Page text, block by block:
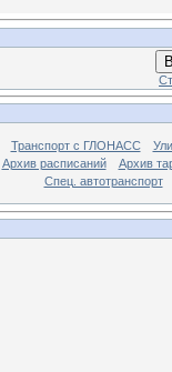
Транспорт с ГЛОНАСС
Архив расписаний
Архив
Спец. автотранспорт